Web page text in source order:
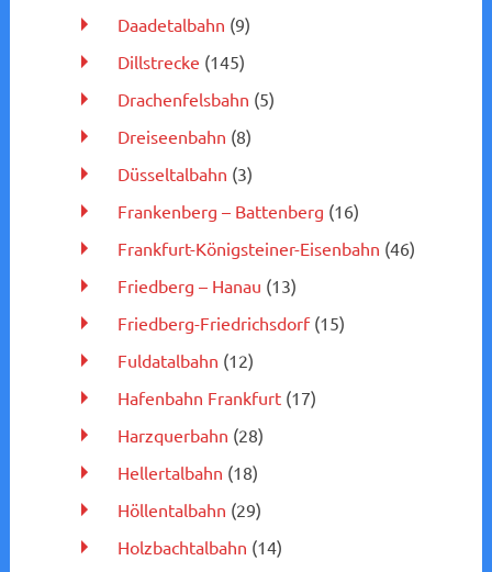
Daadetalbahn (9)
Dillstrecke (145)
Drachenfelsbahn (5)
Dreiseenbahn (8)
Düsseltalbahn (3)
Frankenberg – Battenberg (16)
Frankfurt-Königsteiner-Eisenbahn (46)
Friedberg – Hanau (13)
Friedberg-Friedrichsdorf(15)
Fuldatalbahn (12)
Hafenbahn Frankfurt(17)
Harzquerbahn (28)
Hellertalbahn (18)
Höllentalbahn (29)
Holzbachtalbahn (14)